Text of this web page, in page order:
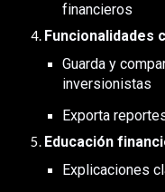
financieros
Funcionalidades
Guarda y
inversionistas
Exporta
Educación
Explicaciones